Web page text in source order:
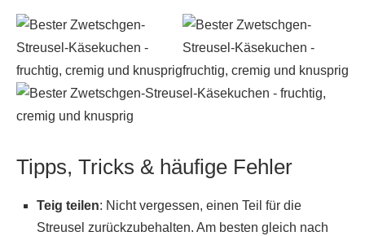
Tipps, Tricks & häufige Fehler
Teig teilen: Nicht vergessen, einen Teil für die
Streusel zurückzubehalten. Am besten gleich nach